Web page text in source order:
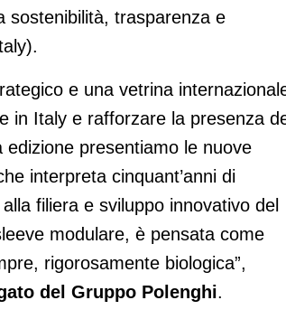
sostenibilità, trasparenza e
e una vetrina
in Italy e rafforzare la presenza
presentiamo le nuove
interpreta cinquant’anni di
filiera e sviluppo innovativo del
modulare, è pensata come
rigorosamente biologica”,
del Gruppo Polenghi.